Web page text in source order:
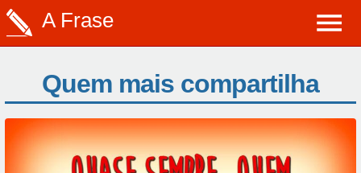
A Frase
Quem mais compartilha